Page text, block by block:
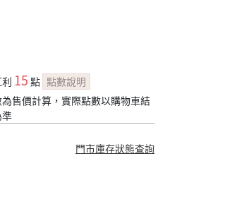
15 點 點數說明
售價計算，實際點數以購物車結
門市庫存狀態查詢